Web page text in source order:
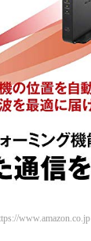
www.amazon.co.jp